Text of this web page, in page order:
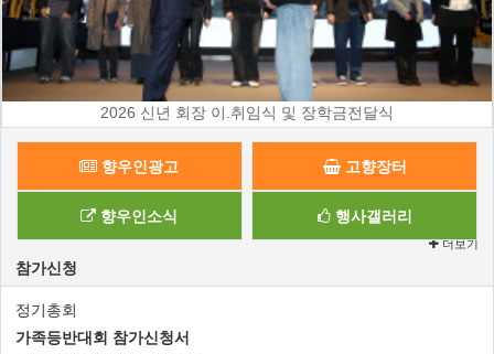
2026 신년 회장 이.취임식 및 장학금전달식
향우인광고 고향장터
향우인소식 행사갤러리
참가신청
정기총회
가족등반대회 참가신청서
더보기